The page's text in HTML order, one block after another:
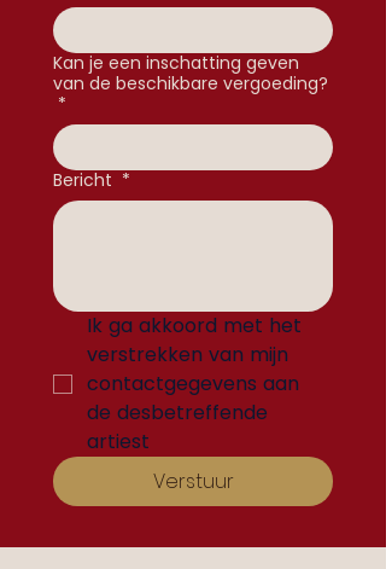
Kan je een inschatting geven
van de beschikbare vergoeding?
*
Bericht *
Ik ga akkoord met het
verstrekken van mijn
contactgegevens aan
de desbetreffende
artiest
Verstuur